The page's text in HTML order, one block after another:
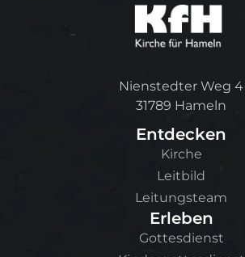
Nienstedter Weg 4
31789 Hameln
Entdecken
Kirche
Leitbild
Leitungsteam
Erleben
Gottesdienst